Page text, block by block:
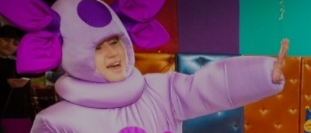
УЗНАТЬ БОЛЬШЕ